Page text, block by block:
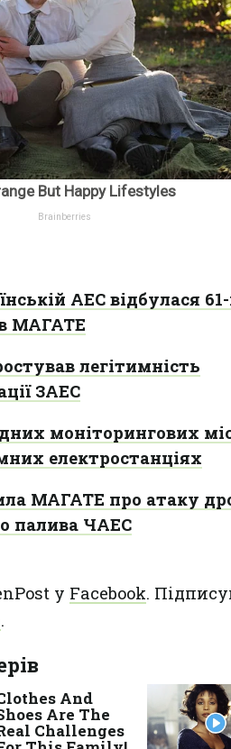
АЕС відбулася
МАГАТЕ
легітимність
ЗАЕС
моніторингових
електростанціях
МАГАТЕ про атаку
палива ЧАЕС
у Facebook.
.